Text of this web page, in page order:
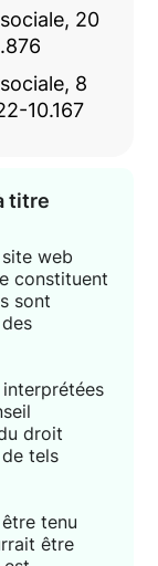
20
8
10.167
titre
web
constituent
sont
droit
tels
tenu
être